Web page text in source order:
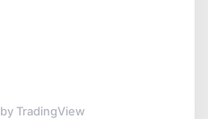
by TradingView